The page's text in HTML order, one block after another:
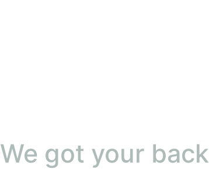
We got your back